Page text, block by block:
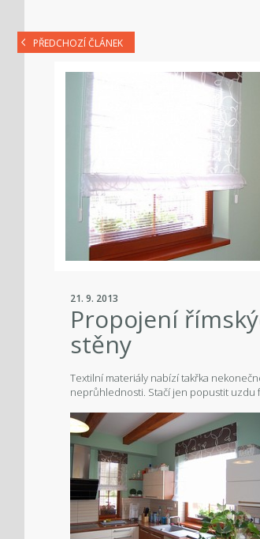
PŘEDCHOZÍ ČLÁNEK
21. 9. 2013
Propojení
stěny
Textilní materiály nabízí takřka
neprůhlednosti. Stačí jen popustit uzdu